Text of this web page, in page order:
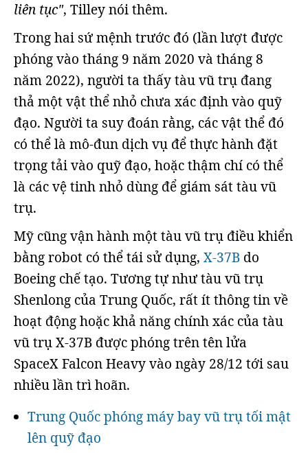
liên tục", Tilley nói thêm.
Trong hai sứ mệnh trước đó (lần lượt được
phóng vào tháng 9 năm 2020 và tháng 8
năm 2022), người ta thấy tàu vũ trụ đang
thả một vật thể nhỏ chưa xác định vào quỹ
đạo. Người ta suy đoán rằng, các vật thể đó
có thể là mô-đun dịch vụ để thực hành đặt
trọng tải vào quỹ đạo, hoặc thậm chí có thể
là các vệ tinh nhỏ dùng để giám sát tàu vũ
trụ.
Mỹ cũng vận hành một tàu vũ trụ điều khiển
bằng robot có thể tái sử dụng, X-37B do
Boeing chế tạo. Tương tự như tàu vũ trụ
Shenlong của Trung Quốc, rất ít thông tin về
hoạt động hoặc khả năng chính xác của tàu
vũ trụ X-37B được phóng trên tên lửa
SpaceX Falcon Heavy vào ngày 28/12 tới sau
nhiều lần trì hoãn.
Trung Quốc phóng máy bay vũ trụ tối mật
lên quỹ đạo